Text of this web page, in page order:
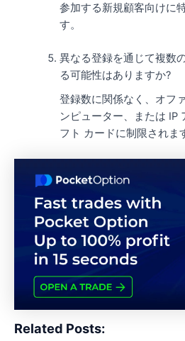
参加する新規顧客向けに
す。
異なる登録を通じて複数
る可能性はありますか?
登録数に関係なく、オフ
ンピューター、または IP
フト カードに制限されま
Related Posts: